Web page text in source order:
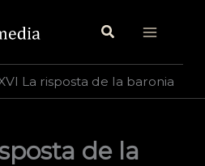
Cerca
La risposta de la baronia
de la